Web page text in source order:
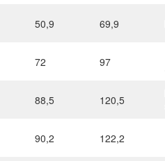
50,9 69,9
72 97
88,5 120,5
90,2 122,2